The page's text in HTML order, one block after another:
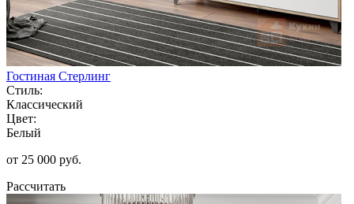
Гостиная Стерлинг
Стиль:
Классический
Цвет:
Белый
от 25 000 руб.
Рассчитать